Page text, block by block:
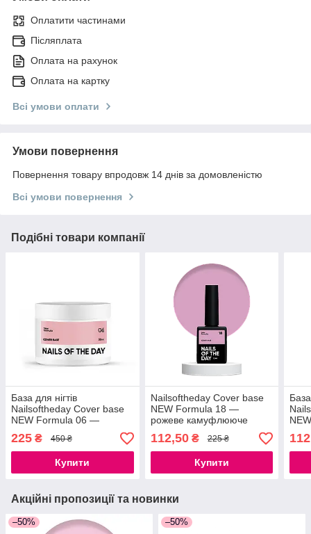
Оплатити частинами
Післяплата
Оплата на рахунок
Оплата на картку
Всі умови оплати
Умови повернення
Повернення товару впродовж 14 днів за домовленістю
Всі умови повернення
Подібні товари компанії
База для нігтів
Nailsoftheday Cover base
NEW Formula 06 —
нюдово–персикове, 30 мл
225 ₴ 450 ₴
Купити
Nailsoftheday Cover base
NEW Formula 18 —
рожеве камуфлююче
базове покриття для нігтів,
10 мл
112,50₴ 225 ₴
Купити
База
Акційні пропозиції та новинки
–50% –50%